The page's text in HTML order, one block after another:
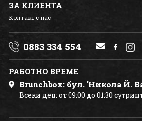
ИНФОРМАЦИЯ ЗА ДОСТАВКА
ПОЛИТИКА ЗА
ЗА КЛИЕНТА
Контакт с нас
0883 334 554
РАБОТНО ВРЕМЕ
Brunchbox: бул. 'Никола Й.
Всеки ден: от 09:00 до 01:30